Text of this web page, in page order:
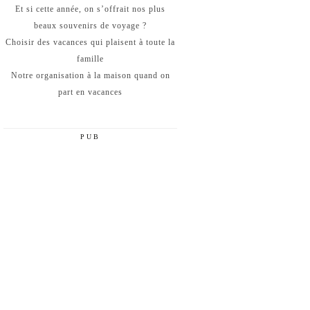
Et si cette année, on s’offrait nos plus
beaux souvenirs de voyage ?
Choisir des vacances qui plaisent à toute la
famille
Notre organisation à la maison quand on
part en vacances
PUB